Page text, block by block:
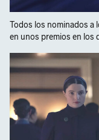
Todos los nominados a
en unos premios en los